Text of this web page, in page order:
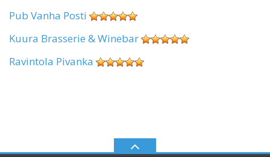
Pub Vanha Posti
Kuura Brasserie & Winebar
Ravintola Pivanka